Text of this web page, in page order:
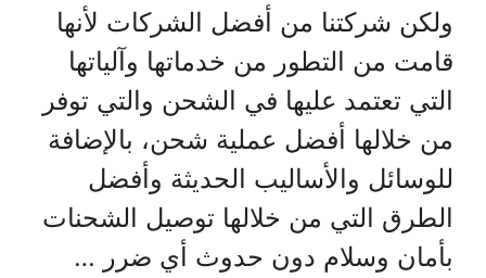
ولكن شركتنا من أفضل الشركات لأنها
قامت من التطور من خدماتها وآلياتها
التي تعتمد عليها في الشحن والتي توفر
من خلالها أفضل عملية شحن، بالإضافة
للوسائل والأساليب الحديثة وأفضل
الطرق التي من خلالها توصيل الشحنات
بأمان وسلام دون حدوث أي ضرر …